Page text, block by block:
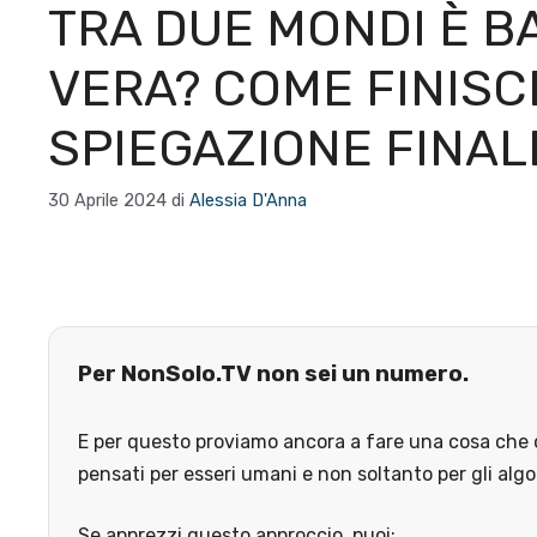
TRA DUE MONDI È
VERA? COME
SPIEGAZIONE
30 Aprile 2024 di Alessia D'Anna
Per NonSolo.TV non sei un numero.
E per questo proviamo ancora a fare una cosa
pensati per esseri umani e non soltanto per gli